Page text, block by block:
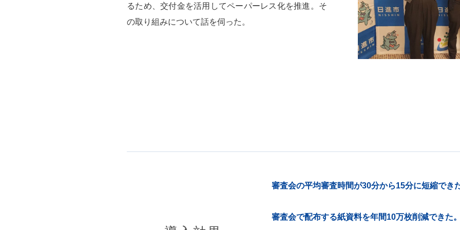
るため、交付金を活用してペーパーレス化を推進。そ
の取り組みについて話を伺った。
審査会の平均審査時間が30分から15分に短縮でき
審査会で配布する紙資料を年間10万枚削減できた